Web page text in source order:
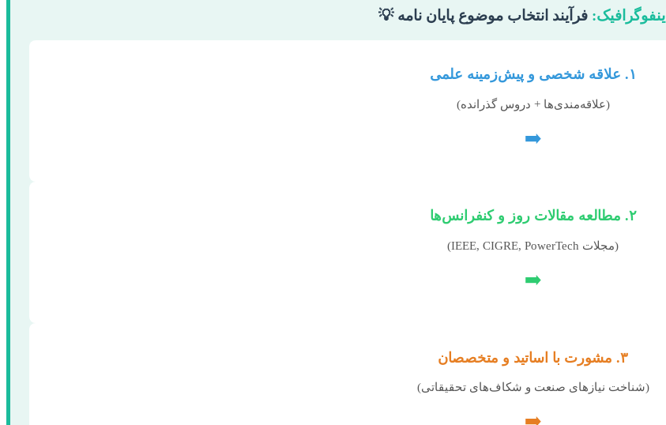
اینفوگرافیک: فرآیند انتخاب موضوع پایان نامه 💡
۱. علاقه شخصی و پیش‌زمینه علمی
(علاقه‌مندی‌ها + دروس گذرانده)
➡️
۲. مطالعه مقالات روز و کنفرانس‌ها
(مجلات IEEE, CIGRE, PowerTech)
➡️
۳. مشورت با اساتید و متخصصان
(شناخت نیازهای صنعت و شکاف‌های تحقیقاتی)